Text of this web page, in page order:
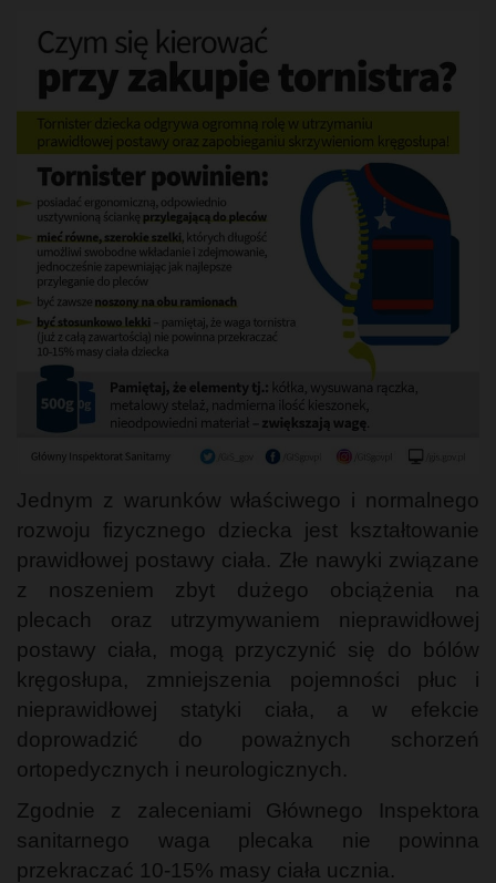
Jednym z warunków właściwego i normalnego
rozwoju fizycznego dziecka jest kształtowanie
prawidłowej postawy ciała. Złe nawyki związane
z noszeniem zbyt dużego obciążenia na
plecach oraz utrzymywaniem nieprawidłowej
postawy ciała, mogą przyczynić się do bólów
kręgosłupa, zmniejszenia pojemności płuc i
nieprawidłowej statyki ciała, a w efekcie
doprowadzić do poważnych schorzeń
ortopedycznych i neurologicznych.
Zgodnie z zaleceniami Głównego Inspektora
sanitarnego waga plecaka nie powinna
przekraczać 10-15% masy ciała ucznia.